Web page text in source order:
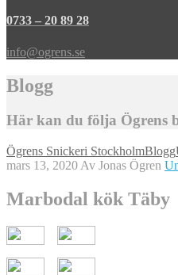
0733 – 20 89 28
info@ogrens.se
Blogg
Här kan du följa Ögrens
Ögrens Snickeri StockholmBlogg
mars 13, 2020 Av Jonas Ögren
Marbodal kök Täby